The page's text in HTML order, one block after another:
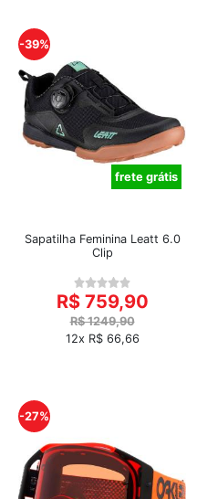
-39%
frete grátis
Sapatilha Feminina Leatt 6.0
Clip
R$ 759,90
R$ 1249,90
12x R$ 66,66
-27%